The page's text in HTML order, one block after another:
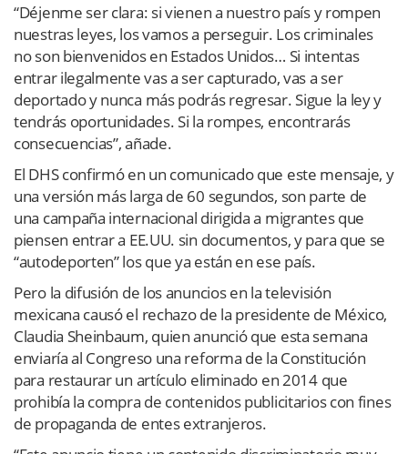
“Déjenme ser clara: si vienen a nuestro país y rompen
nuestras leyes, los vamos a perseguir. Los criminales
no son bienvenidos en Estados Unidos… Si intentas
entrar ilegalmente vas a ser capturado, vas a ser
deportado y nunca más podrás regresar. Sigue la ley y
tendrás oportunidades. Si la rompes, encontrarás
consecuencias”, añade.
El DHS confirmó en un comunicado que este mensaje, y
una versión más larga de 60 segundos, son parte de
una campaña internacional dirigida a migrantes que
piensen entrar a EE.UU. sin documentos, y para que se
“autodeporten” los que ya están en ese país.
Pero la difusión de los anuncios en la televisión
mexicana causó el rechazo de la presidente de México,
Claudia Sheinbaum, quien anunció que esta semana
enviaría al Congreso una reforma de la Constitución
para restaurar un artículo eliminado en 2014 que
prohibía la compra de contenidos publicitarios con fines
de propaganda de entes extranjeros.